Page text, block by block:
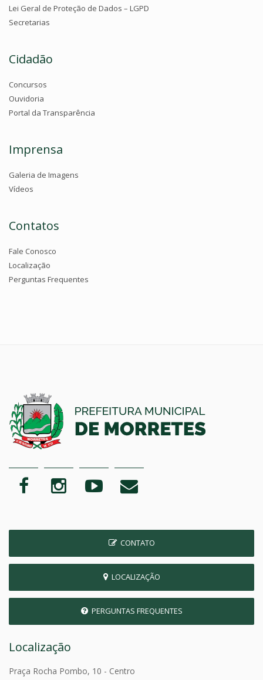
Lei Geral de Proteção de Dados – LGPD
Secretarias
Cidadão
Concursos
Ouvidoria
Portal da Transparência
Imprensa
Galeria de Imagens
Vídeos
Contatos
Fale Conosco
Localização
Perguntas Frequentes
CONTATO
LOCALIZAÇÃO
PERGUNTAS FREQUENTES
Localização
Praça Rocha Pombo, 10 - Centro